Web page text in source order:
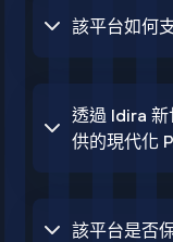
該平台如何
透過 Idira 新
供的現代化
該平台是否